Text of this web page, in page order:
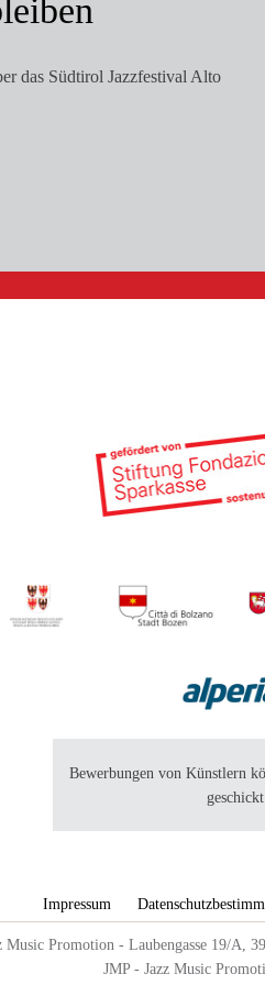
das Südtirol Jazzfestival Alto
Bewerbungen von Künstlern
Impressum
Music Promotion - Laubengasse 19/A,
JMP - Jazz Music